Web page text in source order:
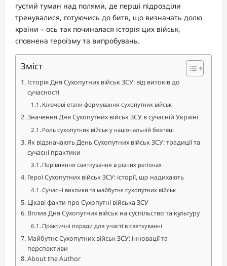
густий туман над полями, де перші підрозділи
тренувалися, готуючись до битв, що визначать долю
країни – ось так починалася історія цих військ,
сповнена героїзму та випробувань.
Зміст
Історія Дня Сухопутних військ ЗСУ: від витоків до
сучасності
Ключові етапи формування сухопутних військ
Значення Дня Сухопутних військ ЗСУ в сучасній Україні
Роль сухопутних військ у національній безпеці
Як відзначають День Сухопутних військ ЗСУ: традиції та
сучасні практики
Порівняння святкування в різних регіонах
Герої Сухопутних військ ЗСУ: історії, що надихають
Сучасні виклики та майбутнє сухопутних військ
Цікаві факти про Сухопутні війська ЗСУ
Вплив Дня Сухопутних військ на суспільство та культуру
Практичні поради для участі в святкуванні
Майбутнє Сухопутних військ ЗСУ: інновації та
перспективи
About the Author